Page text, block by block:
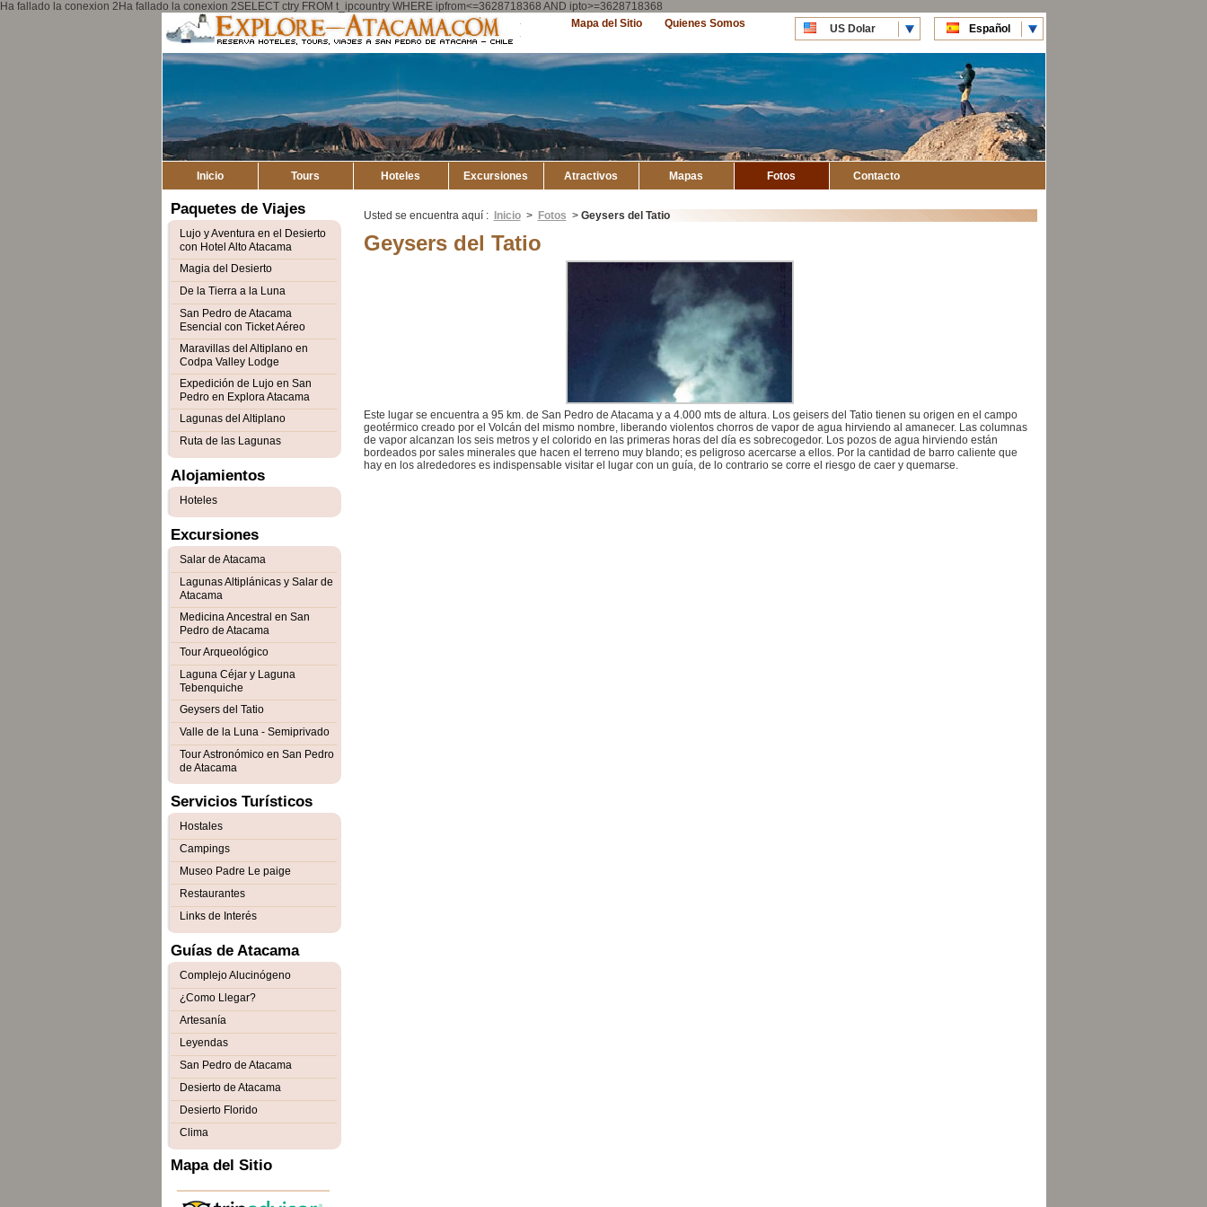
Ha fallado la conexion 2Ha fallado la conexion 2SELECT ctry FROM t_ipcountry WHERE ipfrom<=3628718368 AND ipto>=3628718368
US Dolar
CLP Pesos
Español
English
Quienes Somos
Mapa del Sitio
Inicio Tours Hoteles Excursiones Atractivos Mapas Fotos Contacto
Usted se encuentra aquí : Inicio > Fotos > Geysers del Tatio
Geysers del Tatio
Este lugar se encuentra a 95 km. de San Pedro de Atacama y a 4.000 mts de altura. Los geisers del Tatio tienen su origen en el campo
geotérmico creado por el Volcán del mismo nombre, liberando violentos chorros de vapor de agua hirviendo al amanecer. Las columnas
de vapor alcanzan los seis metros y el colorido en las primeras horas del día es sobrecogedor. Los pozos de agua hirviendo están
bordeados por sales minerales que hacen el terreno muy blando; es peligroso acercarse a ellos. Por la cantidad de barro caliente que
hay en los alrededores es indispensable visitar el lugar con un guía, de lo contrario se corre el riesgo de caer y quemarse.
Paquetes de Viajes
Lujo y Aventura en el Desierto
con Hotel Alto Atacama
Magia del Desierto
De la Tierra a la Luna
San Pedro de Atacama
Esencial con Ticket Aéreo
Maravillas del Altiplano en
Codpa Valley Lodge
Expedición de Lujo en San
Pedro en Explora Atacama
Lagunas del Altiplano
Ruta de las Lagunas
Alojamientos
Hoteles
Excursiones
Salar de Atacama
Lagunas Altiplánicas y Salar de
Atacama
Medicina Ancestral en San
Pedro de Atacama
Tour Arqueológico
Laguna Céjar y Laguna
Tebenquiche
Geysers del Tatio
Valle de la Luna - Semiprivado
Tour Astronómico en San Pedro
de Atacama
Servicios Turísticos
Hostales
Campings
Museo Padre Le paige
Restaurantes
Links de Interés
Guías de Atacama
Complejo Alucinógeno
¿Como Llegar?
Artesanía
Leyendas
San Pedro de Atacama
Desierto de Atacama
Desierto Florido
Clima
Mapa del Sitio